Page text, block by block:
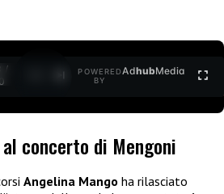
/
POWERED
BY
AdhubMedia
concerto di Mengoni
Angelina Mango ha rilasciato